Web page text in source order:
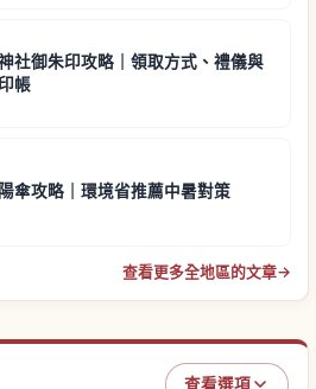
社御朱印攻略｜領取方式、禮儀與
帳
傘攻略｜環境省推薦中暑對策
查看更多全地區的文章→
查看選項